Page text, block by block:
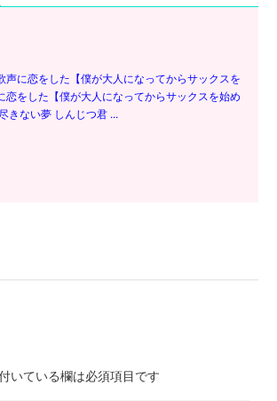
声に恋をした【僕が大人になってからサックスを
恋をした【僕が大人になってからサックスを始め
きない夢 しんじつ君 ...
いている欄は必須項目です